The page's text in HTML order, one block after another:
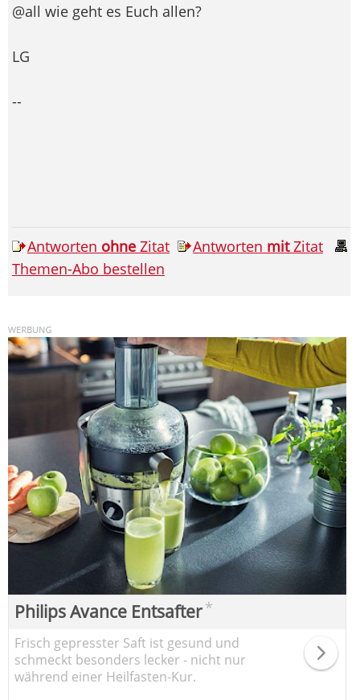
@all wie geht es Euch allen?
LG
--
Antworten ohne Zitat Antworten mitZitat
Themen-Abo bestellen
Philips Avance Entsafter*
Frisch gepresster Saft ist gesund und
schmeckt besonders lecker - nicht nur
während einer Heilfasten-Kur.